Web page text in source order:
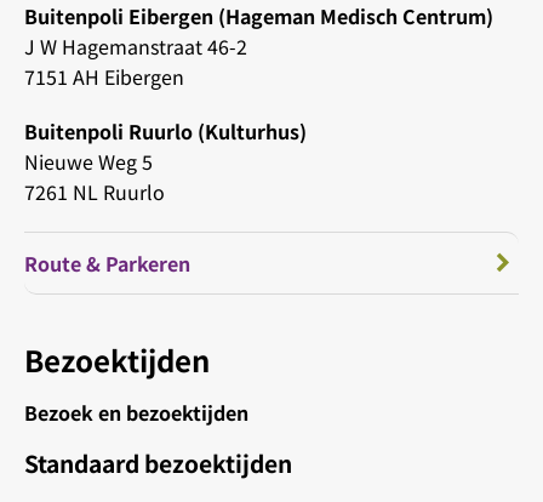
Buitenpoli Eibergen (Hageman Medisch Centrum)
J W Hagemanstraat 46-2
7151 AH Eibergen
Buitenpoli Ruurlo (Kulturhus)
Nieuwe Weg 5
7261 NL Ruurlo
Route & Parkeren
Bezoektijden
Bezoek en bezoektijden
Standaard bezoektijden